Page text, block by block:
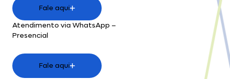
Fale aqui
Atendimento via WhatsApp –
Presencial
Fale aqui